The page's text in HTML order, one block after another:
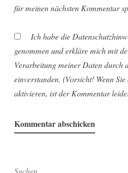
für meinen nächsten Kommentar
Ich habe die
genommen und erkläre mich mit
Verarbeitung meiner Daten durch
einverstanden. (Vorsicht! Wenn
aktivieren, ist der Kommentar
Suchen